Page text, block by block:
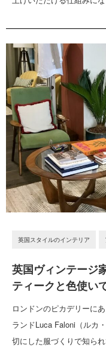
英国スタイルのインテリア
英国ヴィンテージ
ティークと色使い
ロンドンのピカデリーに
ランドLuca Faloni（ルカ
切にした服づくりで知ら